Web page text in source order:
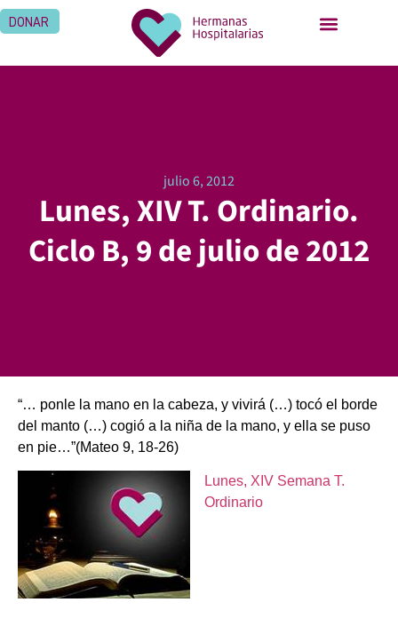
DONAR
julio 6, 2012
Lunes, XIV T. Ordinario.
Ciclo B, 9 de julio de 2012
“… ponle la mano en la cabeza, y vivirá (…) tocó el borde
del manto (…) cogió a la niña de la mano, y ella se puso
en pie…”(Mateo 9, 18-26)
Lunes, XIV Semana T.
Ordinario